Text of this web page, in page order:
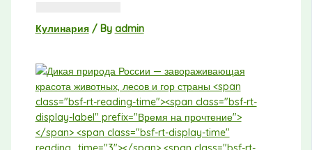
Кулинария/ By admin